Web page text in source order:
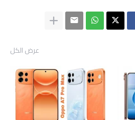
عرض الكل